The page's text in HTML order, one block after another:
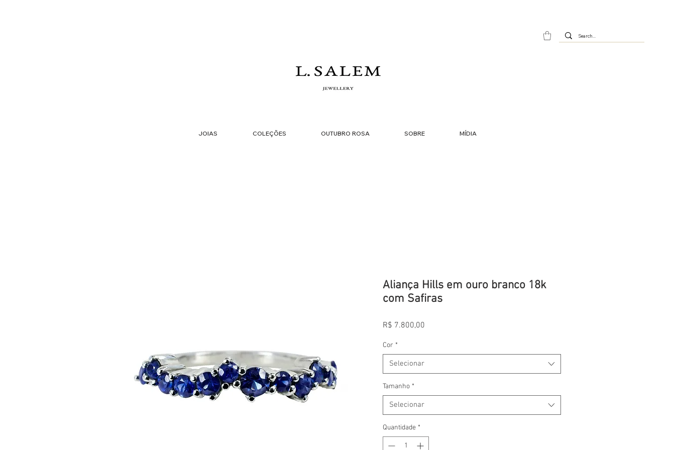
JOIAS COLEÇÕES OUTUBRO ROSA SOBRE MÍDIA
Aliança Hills em ouro branco 18k
com Safiras
R$ 7.800,00
Cor *
Selecionar
Tamanho *
Selecionar
Quantidade *